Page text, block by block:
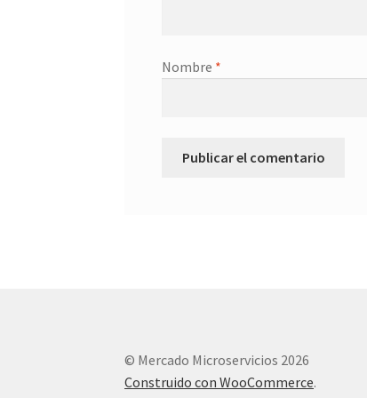
Nombre *
© Mercado Microservicios 2026
Construido con WooCommerce.